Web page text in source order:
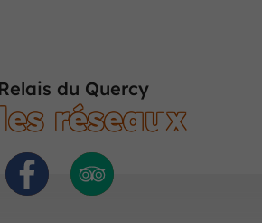
du Quercy
réseaux